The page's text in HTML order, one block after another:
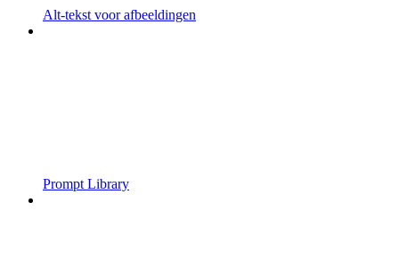
Alt-tekst voor afbeeldingen
Prompt Library